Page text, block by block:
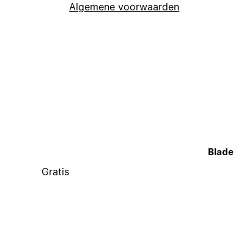
Algemene voorwaarden
Gratis